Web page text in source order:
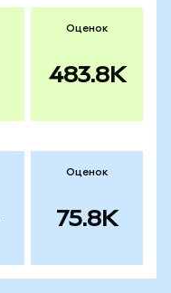
Оценок
483.8K
Оценок
75.8K